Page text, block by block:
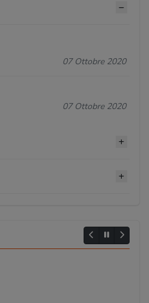
07 Ottobre 2020
07 Ottobre 2020
07 Ottobre 2020
07 Ottobre 2020